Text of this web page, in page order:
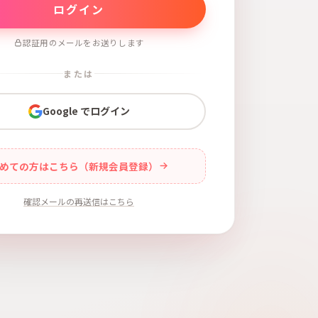
認証用のメールをお送りします
または
Google でログイン
ての方はこちら（新規会員登録）
確認メールの再送信はこちら